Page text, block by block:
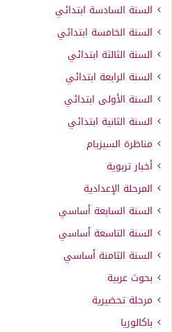
السنة السادسة ابتدائي
السنة الخامسة ابتدائي
السنة الثالثة ابتدائي
السنة الرابعة ابتدائي
السنة الأولى ابتدائي
السنة الثانية ابتدائي
مناظرة السيزيام
أخبار تربوية
المرحلة الإعدادية
السنة السابعة أساسي
السنة التاسعة أساسي
السنة الثامنة أساسي
بحوث عربية
مرحلة تحضيرية
باكالوريا